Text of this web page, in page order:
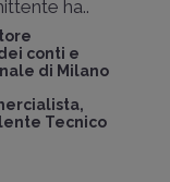
ha..
conti e
di Milano
Tecnico